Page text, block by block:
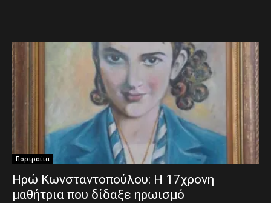
Πορτραίτα
Ηρώ Κωνσταντοπούλου: Η 17χρονη
μαθήτρια που δίδαξε ηρωισμό